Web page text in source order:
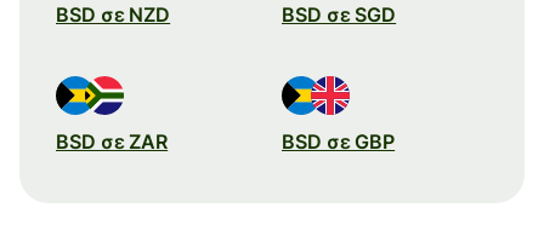
BSD σε NZD BSD σε SGD
BSD σε ZAR BSD σε GBP